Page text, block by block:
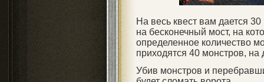
На весь квест вам дается
на бесконечный мост, на
определенное количество
приходятся 40 монстров, на
Убив монстров и